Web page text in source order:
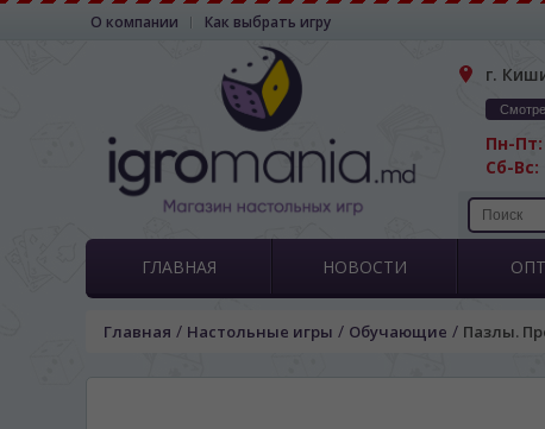
О компании Как выбрать игру
г.
Пн-Пт:
Сб-Вс:
ГЛАВНАЯ НОВОСТИ ОПТ
Главная / Настольные игры / Обучающие / Пазлы.